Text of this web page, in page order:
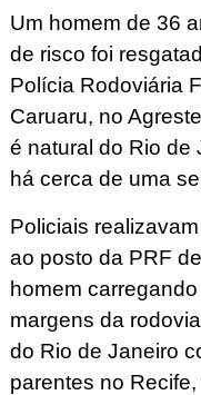
Um homem de 36
de risco foi
Polícia Rodoviária
Caruaru, no
é natural do Rio de
há cerca de uma
Policiais
ao posto da PRF
homem
margens da
do Rio de Janeiro
parentes no